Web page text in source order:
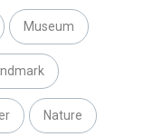
Museum
Nature